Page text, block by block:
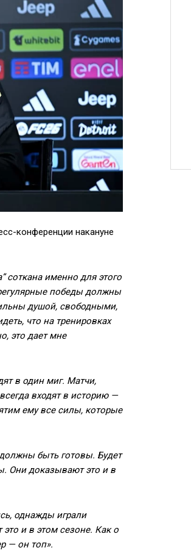
конференции накануне
соткана именно для этого
победы должны
душой, свободными,
что на тренировках
это дает мне
в один миг. Матчи,
входят в историю —
ему все силы, которые
быть готовы. Будет
Они доказывают это и в
однажды играли
и в этом сезоне. Как о
— он топ».